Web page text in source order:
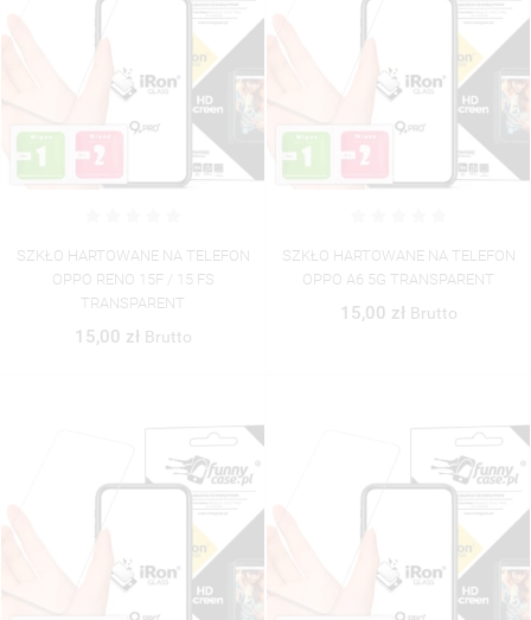
SZKŁO HARTOWANE NA TELEFON
OPPO RENO 15F / 15 FS
TRANSPARENT
15,00 zł Brutto
SZKŁO HARTOWANE NA TELEFON
OPPO A6 5G TRANSPARENT
15,00 zł Brutto